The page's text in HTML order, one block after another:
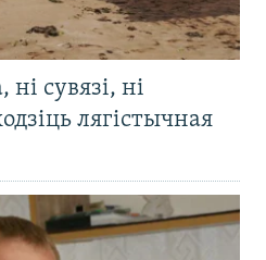
ні сувязі, ні
лягістычная